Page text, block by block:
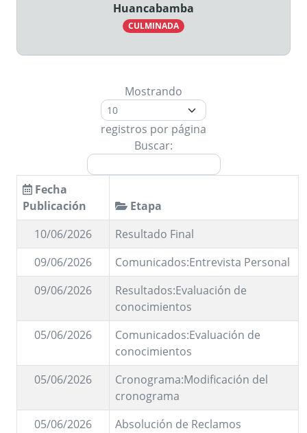
Huancabamba
CULMINADA
Mostrando
registros por página
Buscar:
Fecha
Publicación
Etapa
10/06/2026
Resultado Final
09/06/2026
Comunicados:Entrevista Personal
09/06/2026
Resultados:Evaluación de
conocimientos
05/06/2026
Comunicados:Evaluación de
conocimientos
05/06/2026
Cronograma:Modificación del
cronograma
05/06/2026
Absolución de Reclamos